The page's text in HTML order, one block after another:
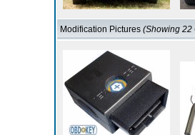
Modification Pictures (Showing 22